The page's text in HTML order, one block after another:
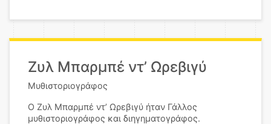
Ζυλ Μπαρμπέ ντ’ Ωρεβιγύ
Μυθιστοριογράφος
Ο Ζυλ Μπαρμπέ ντ’ Ωρεβιγύ ήταν Γάλλος
μυθιστοριογράφος και διηγηματογράφος.